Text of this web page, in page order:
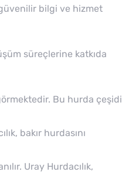
bilgi ve hizmet
süreçlerine katkıda
Bu hurda çeşidi
bakır hurdasını
Uray Hurdacılık,